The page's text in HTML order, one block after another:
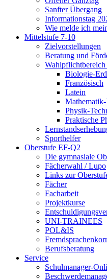
Sanfter Übergang
Informationstag
Wie melde ich
Mittelstufe 7-10
Zielvorstellungen
Beratung und
Biologie-
Französisch
Latein
Physik-
Praktische
Sporthelfer
Oberstufe EF-Q2
Die gymnasiale
Fächerwahl / Lupo
Links zur
Fächer
Facharbeit
Projektkurse
UNI-TRAINEES
POL&IS
Berufsberatung
Service
Schulmanager-